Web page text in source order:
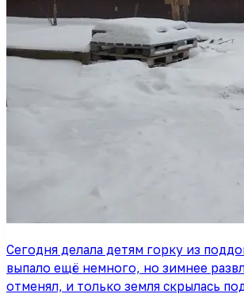
Сегодня делала детям горку из
выпало ещё немного, но зимнее
отменял, и только земля скрылась